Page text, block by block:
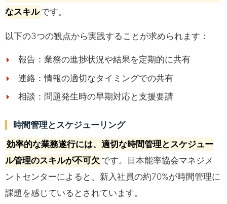
なスキル です。
以下の3つの観点から実践することが求められます：
報告：業務の進捗状況や結果を定期的に共有
連絡：情報の適切なタイミングでの共有
相談：問題発生時の早期対応と支援要請
時間管理とスケジューリング
効率的な業務遂行には、適切な時間管理とスケジュー
ル管理のスキルが不可欠 です。日本能率協会マネジメ
ントセンターによると、新入社員の約70%が時間管理に
課題を感じているとされています。